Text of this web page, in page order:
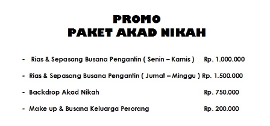
https://www.drugswatches.com